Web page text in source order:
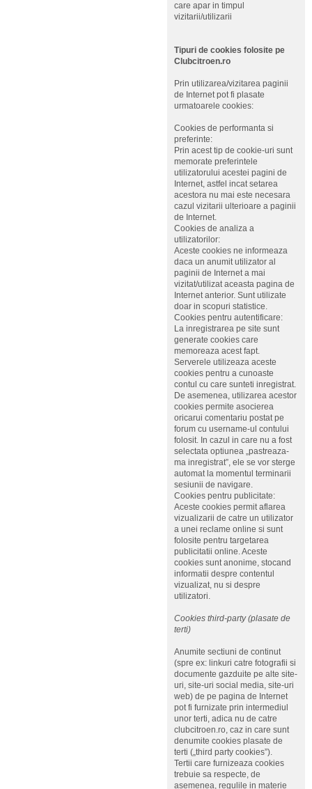
care apar in timpul
vizitarii/utilizarii
Tipuri de cookies folosite pe
Clubcitroen.ro
Prin utilizarea/vizitarea paginii
de Internet pot fi plasate
urmatoarele cookies:
Cookies de performanta si
preferinte:
Prin acest tip de cookie-uri sunt
memorate preferintele
utilizatorului acestei pagini de
Internet, astfel incat setarea
acestora nu mai este necesara
cazul vizitarii ulterioare a paginii
de Internet.
Cookies de analiza a
utilizatorilor:
Aceste cookies ne informeaza
daca un anumit utilizator al
paginii de Internet a mai
vizitat/utilizat aceasta pagina de
Internet anterior. Sunt utilizate
doar in scopuri statistice.
Cookies pentru autentificare:
La inregistrarea pe site sunt
generate cookies care
memoreaza acest fapt.
Serverele utilizeaza aceste
cookies pentru a cunoaste
contul cu care sunteti inregistrat.
De asemenea, utilizarea acestor
cookies permite asocierea
oricarui comentariu postat pe
forum cu username-ul contului
folosit. In cazul in care nu a fost
selectata optiunea „pastreaza-
ma inregistrat”, ele se vor sterge
automat la momentul terminarii
sesiunii de navigare.
Cookies pentru publicitate:
Aceste cookies permit aflarea
vizualizarii de catre un utilizator
a unei reclame online si sunt
folosite pentru targetarea
publicitatii online. Aceste
cookies sunt anonime, stocand
informatii despre contentul
vizualizat, nu si despre
utilizatori.
Cookies third-party (plasate de
terti)
Anumite sectiuni de continut
(spre ex: linkuri catre fotografii si
documente gazduite pe alte site-
uri, site-uri social media, site-uri
web) de pe pagina de Internet
pot fi furnizate prin intermediul
unor terti, adica nu de catre
clubcitroen.ro, caz in care sunt
denumite cookies plasate de
terti („third party cookies”).
Tertii care furnizeaza cookies
trebuie sa respecte, de
asemenea, regulile in materie